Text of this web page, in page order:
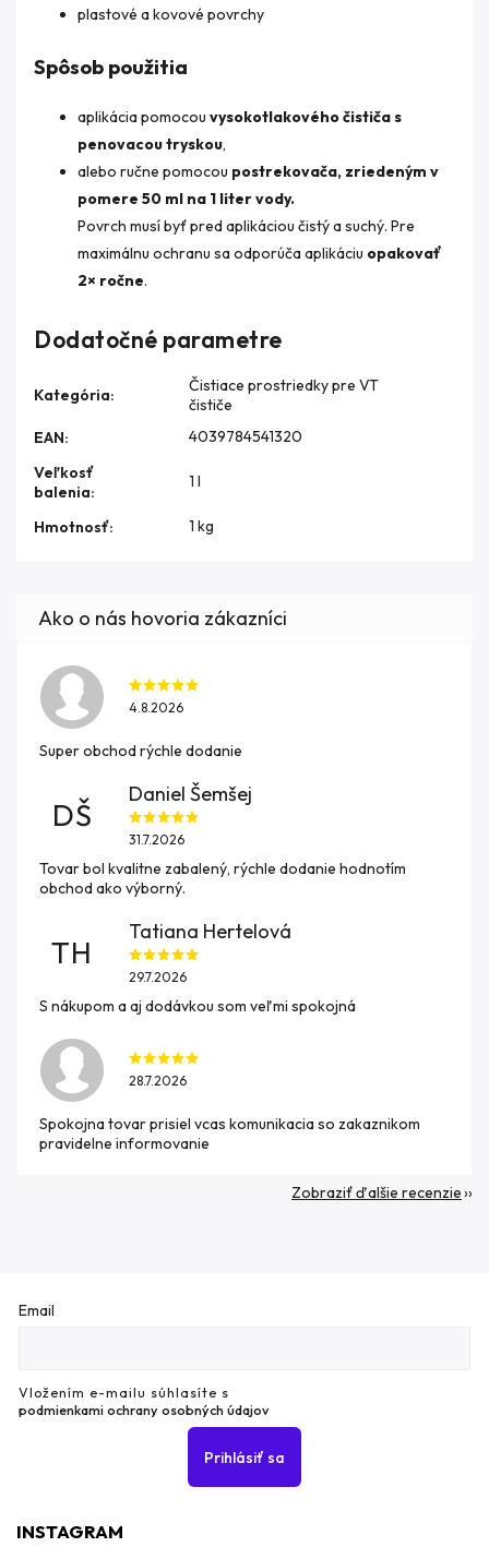
plastové a kovové povrchy
Spôsob použitia
aplikácia pomocou vysokotlakového čističa s
penovacou tryskou,
alebo ručne pomocou postrekovača, zriedeným v
pomere 50 ml na 1 liter vody.
Povrch musí byť pred aplikáciou čistý a suchý. Pre
maximálnu ochranu sa odporúča aplikáciu opakovať
2× ročne.
Dodatočné parametre
Kategória:
Čistiace prostriedky pre VT
čističe
EAN:
4039784541320
Veľkosť
balenia:
1 l
Hmotnosť: 1 kg
4.8.2026
Super obchod rýchle dodanie
DŠ
Daniel Šemšej
31.7.2026
Tovar bol kvalitne zabalený, rýchle dodanie hodnotím
obchod ako výborný.
TH
Tatiana Hertelová
29.7.2026
S nákupom a aj dodávkou som veľmi spokojná
28.7.2026
Spokojna tovar prisiel vcas komunikacia so zakaznikom
pravidelne informovanie
Zobraziť ďalšie recenzie
Email
Vložením e-mailu súhlasíte s
podmienkami ochrany osobných údajov
Prihlásiť sa
INSTAGRAM